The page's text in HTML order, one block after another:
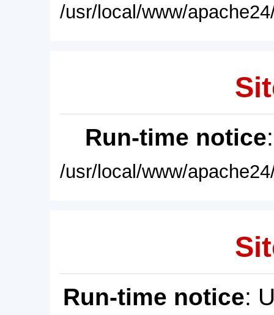
/usr/local/www/
Run-time notice
/usr/local/www/
Run-time notice: